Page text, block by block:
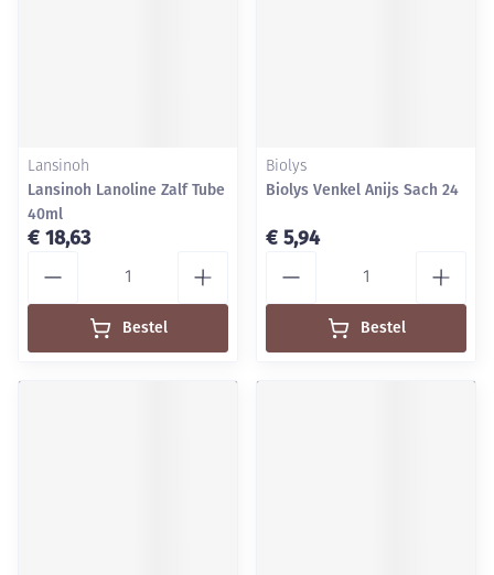
Lansinoh
Lansinoh Lanoline Zalf Tube
40ml
€ 18,63
Bestel
Biolys
Biolys Venkel Anijs Sach 24
€ 5,94
Bestel